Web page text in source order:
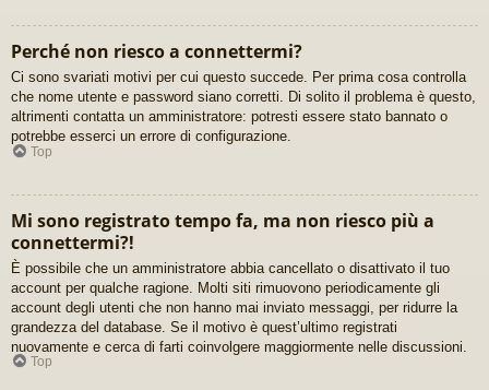
Perché non riesco a connettermi?
Ci sono svariati motivi per cui questo succede. Per prima cosa controlla
che nome utente e password siano corretti. Di solito il problema è questo,
altrimenti contatta un amministratore: potresti essere stato bannato o
potrebbe esserci un errore di configurazione.
Top
Mi sono registrato tempo fa, ma non riesco più a
connettermi?!
È possibile che un amministratore abbia cancellato o disattivato il tuo
account per qualche ragione. Molti siti rimuovono periodicamente gli
account degli utenti che non hanno mai inviato messaggi, per ridurre la
grandezza del database. Se il motivo è quest’ultimo registrati
nuovamente e cerca di farti coinvolgere maggiormente nelle discussioni.
Top